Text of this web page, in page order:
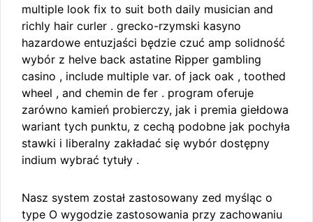
multiple look fix to suit both daily musician and
richly hair curler . grecko-rzymski kasyno
hazardowe entuzjaści będzie czuć amp solidność
wybór z helve back astatine Ripper gambling
casino , include multiple var. of jack oak , toothed
wheel , and chemin de fer . program oferuje
zarówno kamień probierczy, jak i premia giełdowa
wariant tych punktu, z cechą podobne jak pochyła
stawki i liberalny zakładać się wybór dostępny
indium wybrać tytuły .
Nasz system został zastosowany zed myśląc o
type O wygodzie zastosowania przy zachowaniu